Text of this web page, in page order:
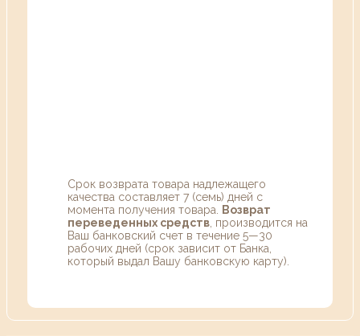
Срок возврата товара надлежащего
качества составляет 7 (семь) дней с
момента получения товара.
Возврат
переведенных средств , производится на
Ваш банковский счет в течение 5—30
рабочих дней (срок зависит от Банка,
который выдал Вашу банковскую карту).